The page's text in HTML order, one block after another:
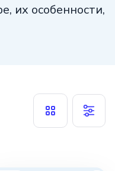
их особенности,